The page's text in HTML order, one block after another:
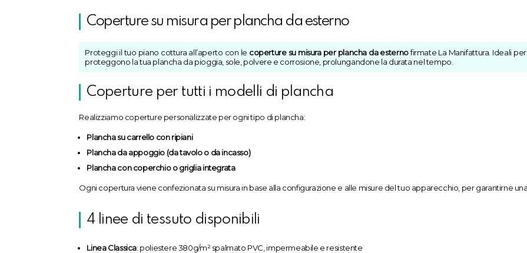
Coperture su misura per plancha da esterno
Proteggi il tuo piano cottura all’aperto con le coperture su misura per plancha da esternofirmate La Manifattura. Ideali
proteggono la tua plancha da pioggia, sole, polvere e corrosione, prolungandone la durata nel tempo.
Coperture per tutti i modelli di plancha
Realizziamo coperture personalizzate per ogni tipo di plancha:
Plancha su carrello con ripiani
Plancha da appoggio (da tavolo o da incasso)
Plancha con coperchio o griglia integrata
Ogni copertura viene confezionata su misura in base alla configurazione e alle misure del tuo apparecchio, per garantirne
4 linee di tessuto disponibili
Linea Classica: poliestere 380g/m² spalmato PVC, impermeabile e resistente